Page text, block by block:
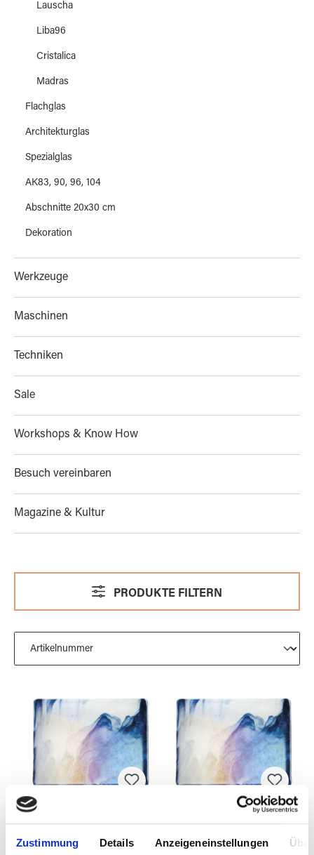
Zustimmung Details Anzeigeneinstellungen
Lauscha
Liba96
Cristalica
Madras
Flachglas
Architekturglas
Spezialglas
AK83, 90, 96, 104
Abschnitte 20x30 cm
Dekoration
Werkzeuge
Maschinen
Techniken
Sale
Workshops & Know How
Besuch vereinbaren
Magazine & Kultur
PRODUKTE FILTERN
BULLSEYE 2140-
31Fi
BULLSEYE 2140-
31Fi 25x29cm